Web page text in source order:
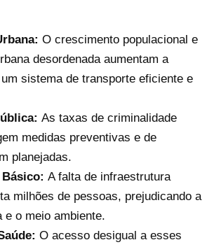
O crescimento populacional e
desordenada aumentam a
sistema de transporte eficiente e
As taxas de criminalidade
medidas preventivas e de
planejadas.
A falta de infraestrutura
milhões de pessoas, prejudicando a
e o meio ambiente.
O acesso desigual a esses